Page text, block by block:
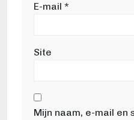
E-mail *
Site
Mijn naam, e-mail en